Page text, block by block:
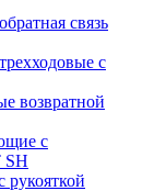
связь
с
возвратной
с
SH